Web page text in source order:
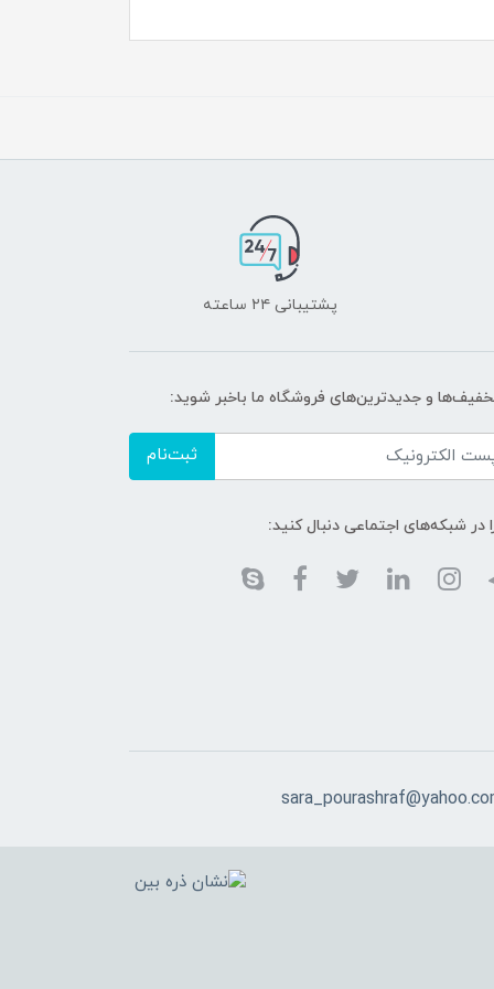
پشتیبانی ۲۴ ساعته
و جدیدترین‌های فروشگاه ما باخبر شوید:
ثبت‌نام
در شبکه‌های اجتماعی دنبال کنید: